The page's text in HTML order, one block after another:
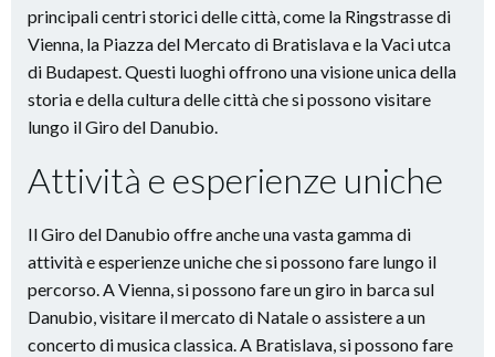
principali centri storici delle città, come la Ringstrasse di
Vienna, la Piazza del Mercato di Bratislava e la Vaci utca
di Budapest. Questi luoghi offrono una visione unica della
storia e della cultura delle città che si possono visitare
lungo il Giro del Danubio.
Attività e esperienze uniche
Il Giro del Danubio offre anche una vasta gamma di
attività e esperienze uniche che si possono fare lungo il
percorso. A Vienna, si possono fare un giro in barca sul
Danubio, visitare il mercato di Natale o assistere a un
concerto di musica classica. A Bratislava, si possono fare